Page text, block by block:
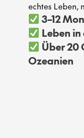
echtes Leben,
3–12
Leben
Über 20
Ozeanien